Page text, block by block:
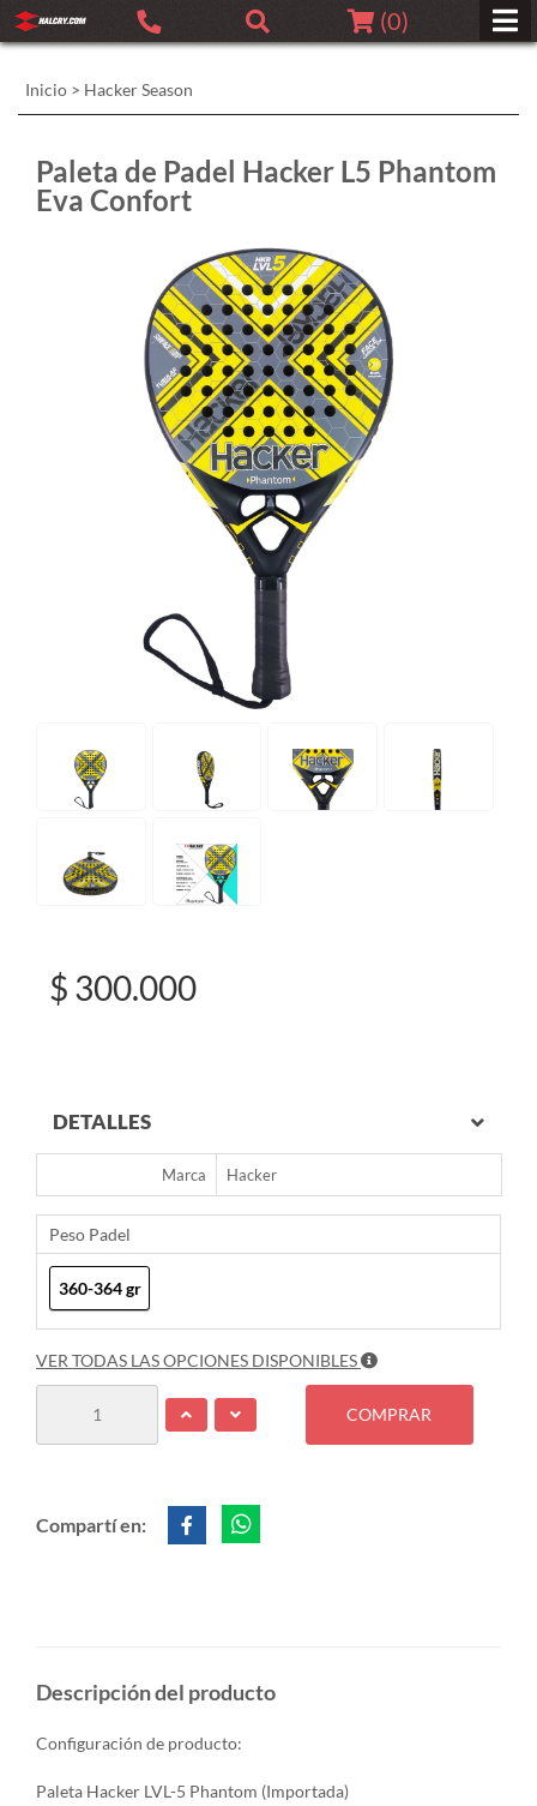
(0)
Inicio > Hacker Season
Paleta de Padel Hacker L5 Phantom
Eva Confort
$ 300.000
DETALLES
Marca Hacker
Peso Padel
360-364 gr
VER TODAS LAS OPCIONES DISPONIBLES
COMPRAR
Compartí en:
Descripción del producto
Configuración de producto:
Paleta Hacker LVL-5 Phantom (Importada)